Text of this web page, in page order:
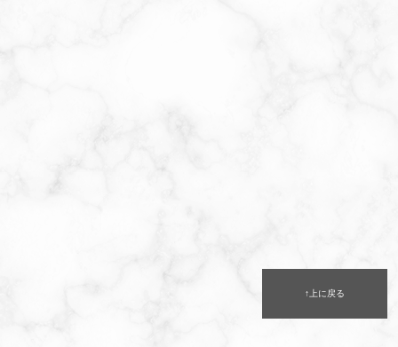
↑上に戻る